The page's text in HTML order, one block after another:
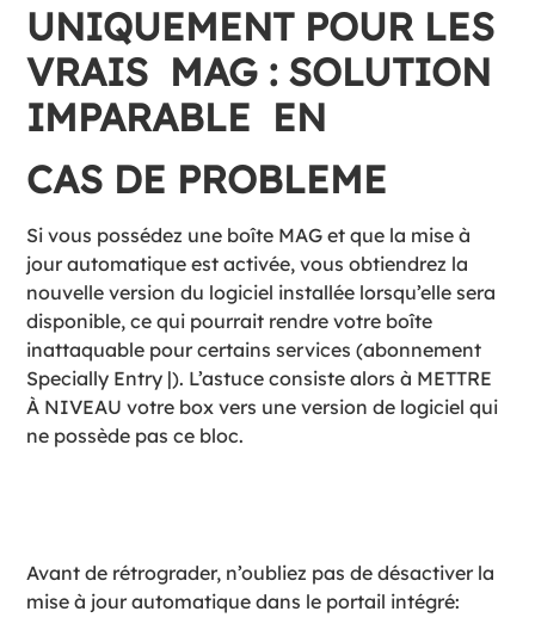
UNIQUEMENT POUR LES
VRAIS MAG : SOLUTION
IMPARABLE EN
CAS DE PROBLEME
Si vous possédez une boîte MAG et que la mise à
jour automatique est activée, vous obtiendrez la
nouvelle version du logiciel installée lorsqu’elle sera
disponible, ce qui pourrait rendre votre boîte
inattaquable pour certains services (abonnement
Specially Entry |). L’astuce consiste alors à METTRE
À NIVEAU votre box vers une version de logiciel qui
ne possède pas ce bloc.
Avant de rétrograder, n’oubliez pas de désactiver la
mise à jour automatique dans le portail intégré: